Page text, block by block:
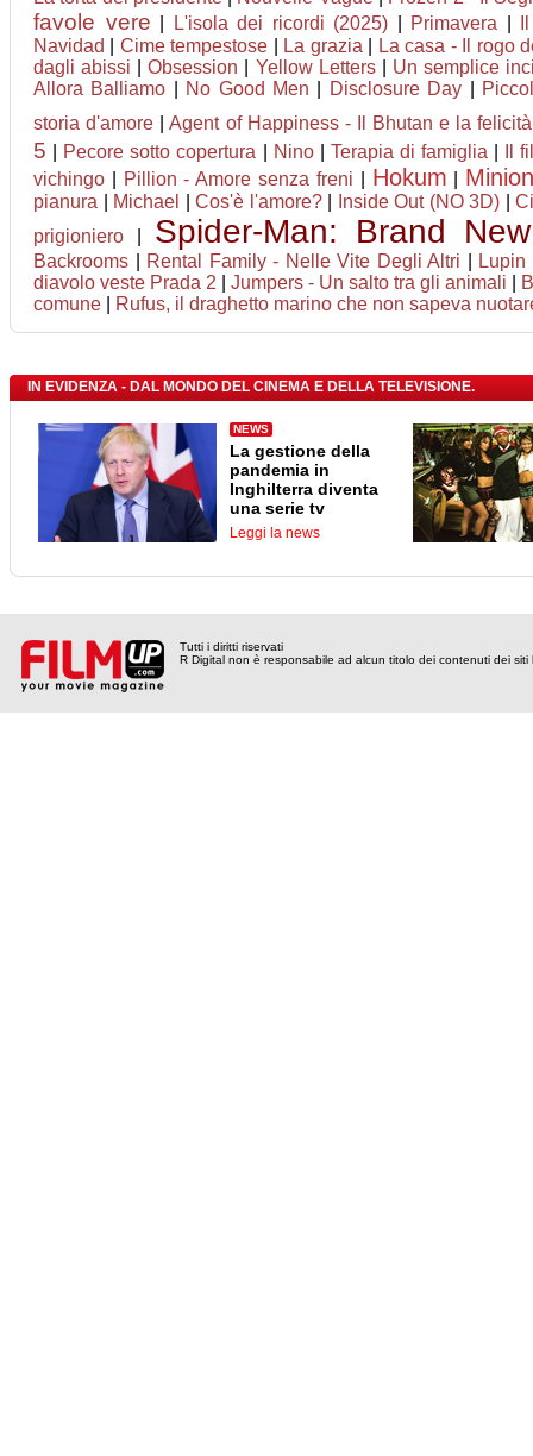
favole vere L'isola dei ricordi (2025) Primavera
Navidad
Cime tempestose La grazia
La casa - Il rogo
dagli abissi |Obsession Yellow Letters| Un semplice
Allora Balliamo
No Good Men Disclosure Day
storia d'amore |Agent of Happiness - Il Bhutan e la felicità
5 Pecore sotto copertura Nino| Terapia di famiglia
Il
vichingo
Pillion - Amore senza freni Hokum
pianura Michael |Cos'è l'amore?| Inside Out (NO 3D) |
prigioniero
Spider-Man: Brand
Backrooms Rental Family - Nelle Vite Degli Altri
diavolo veste Prada 2
Jumpers - Un salto tra gli animali
comune
Rufus, il draghetto marino che non sapeva
IN EVIDENZA - DAL MONDO DEL CINEMA E DELLA TELEVISIONE.
NEWS
La gestione della
pandemia in
Inghilterra diventa
una serie tv
Leggi la news
Tutti i diritti riservati
R Digital non è responsabile ad alcun titolo dei contenuti dei siti